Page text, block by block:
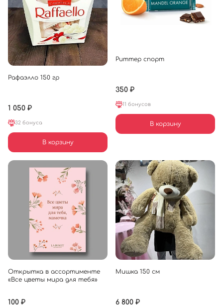
Рафаэлло 150 гр
1 050 ₽
32 бонуса
В корзину
Риттер спорт
350 ₽
11 бонусов
В корзину
Открытка в ассортименте
«Все цветы мира для тебя»
100 ₽
Мишка 150 см
6 800 ₽